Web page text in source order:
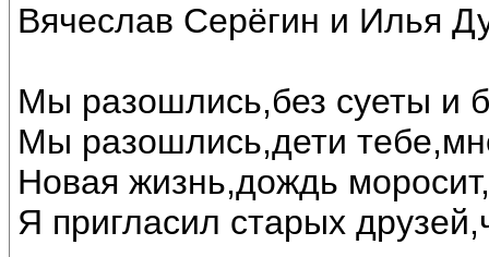
Вячеслав Серёгин и Илья
Мы разошлись,без суеты и
Мы разошлись,дети
Новая жизнь,дождь
Я пригласил старых